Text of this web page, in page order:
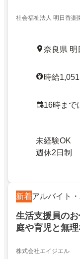
社会福祉法人 明日香楽
奈良県 明
時給
16時まで
未経験OK
週休2日制
新着アルバイト
生活支援員の
庭や育児と無
株式会社エイジエル